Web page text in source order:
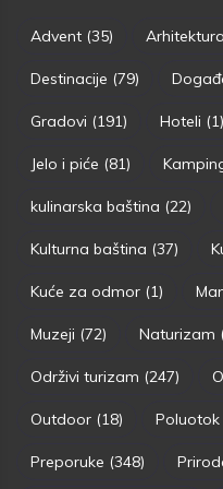
Advent (35) Arhitektura
Destinacije (79)
Gradovi (191) Hoteli (1)
Jelo i piće (81)
kulinarska baština (22)
Kulturna baština (37)
Kuće za odmor (1)
Muzeji (72) Naturizam
Održivi turizam (247)
Outdoor (18) Poluotok
Preporuke (348)